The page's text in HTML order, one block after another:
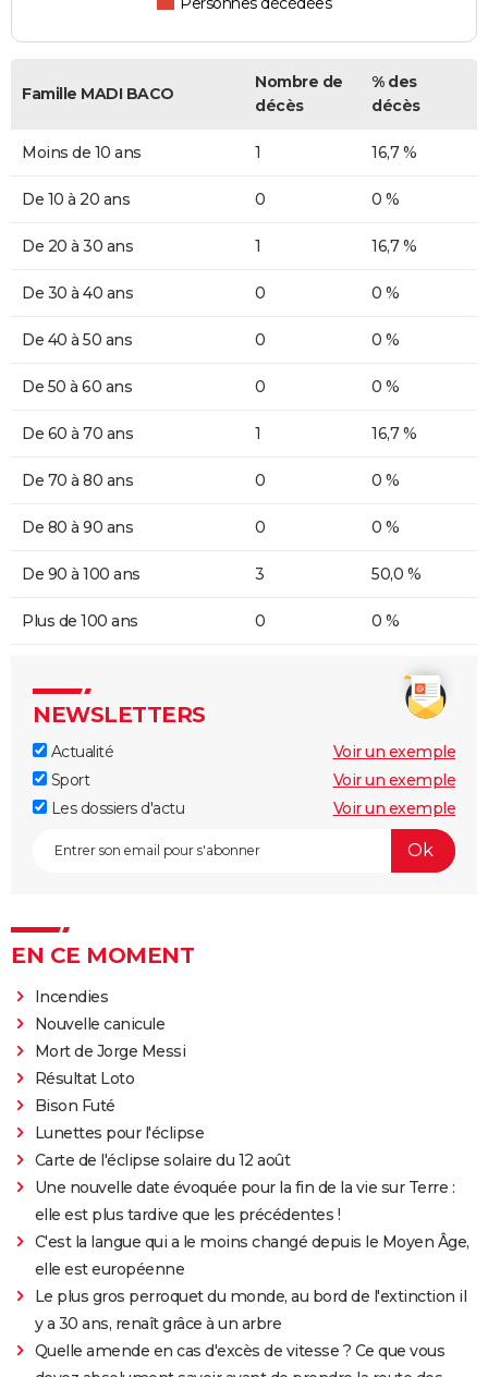
Famille MADI BACO
Nombre de
décès
% des
décès
Moins de 10 ans 1 16,7 %
De 10 à 20 ans 0 0 %
De 20 à 30 ans 1 16,7 %
De 30 à 40 ans 0 0 %
De 40 à 50 ans 0 0 %
De 50 à 60 ans 0 0 %
De 60 à 70 ans 1 16,7 %
De 70 à 80 ans 0 0 %
De 80 à 90 ans 0 0 %
De 90 à 100 ans 3 50,0 %
Plus de 100 ans 0 0 %
NEWSLETTERS
Actualité
Voir un exemple
Sport
Voir un exemple
Les dossiers d'actu
Voir un exemple
EN CE MOMENT
Incendies
Nouvelle canicule
Mort de Jorge Messi
Résultat Loto
Bison Futé
Lunettes pour l'éclipse
Carte de l'éclipse solaire du 12 août
Une nouvelle date évoquée pour la fin de la vie sur Terre :
elle est plus tardive que les précédentes !
C'est la langue qui a le moins changé depuis le Moyen Âge,
elle est européenne
Le plus gros perroquet du monde, au bord de l'extinction il
y a 30 ans, renaît grâce à un arbre
Quelle amende en cas d'excès de vitesse ? Ce que vous